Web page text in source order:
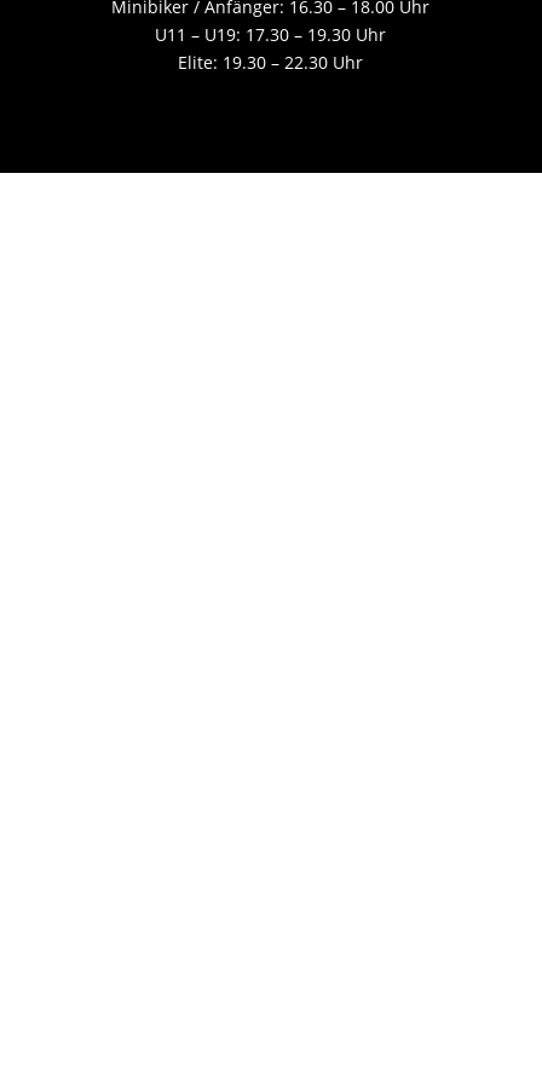
Minibiker / Anfänger: 16.30 – 18.00 Uhr
U11 – U19: 17.30 – 19.30 Uhr
Elite: 19.30 – 22.30 Uhr